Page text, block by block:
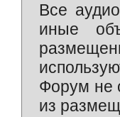
Все
иные
Форум не
из